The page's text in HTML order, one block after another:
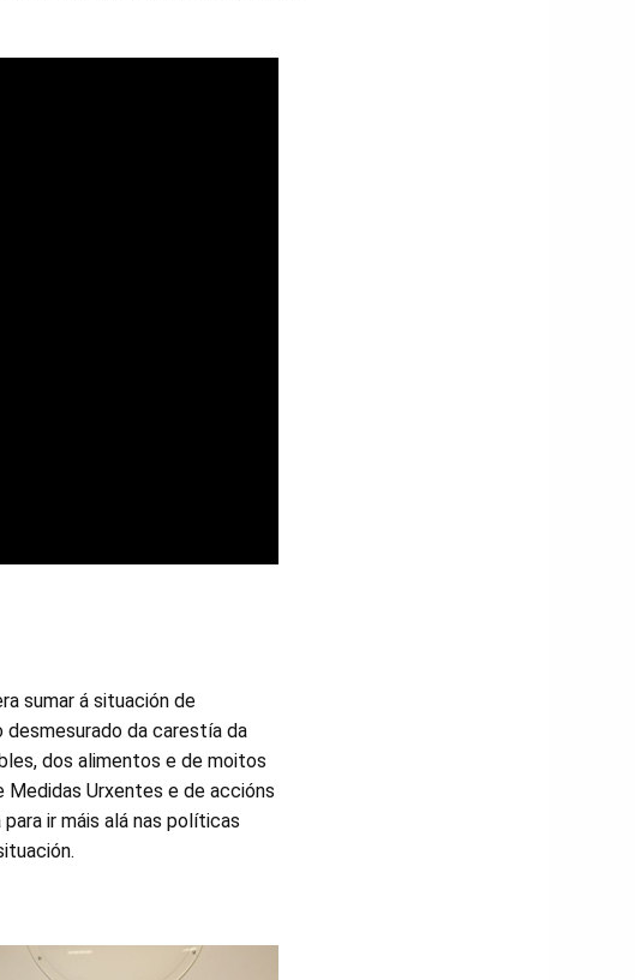
sumar á situación de
desmesurado da carestía da
dos alimentos e de moitos
Medidas Urxentes e de accións
ir máis alá nas políticas